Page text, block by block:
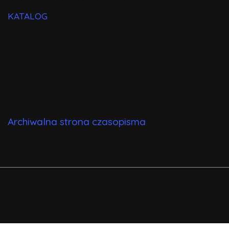
KATALOG
Archiwalna strona czasopisma